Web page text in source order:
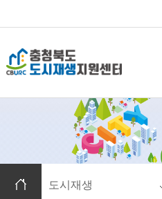
홈으로 이동
도시재생